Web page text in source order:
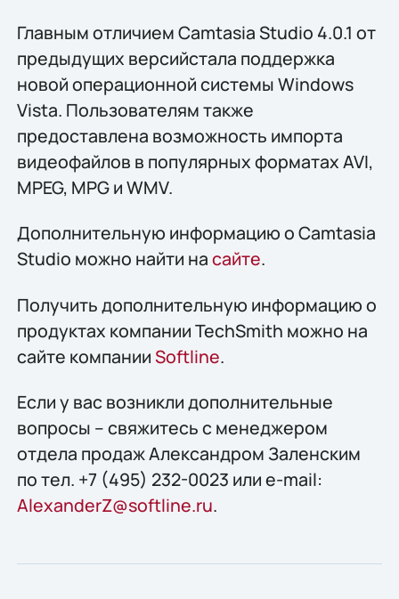
Главным отличием Camtasia Studio 4.0.1 от
предыдущих версийстала поддержка
новой операционной системы Windows
Vista. Пользователям также
предоставлена возможность импорта
видеофайлов в популярных форматах AVI,
MPEG, MPG и WMV.
Дополнительную информацию о Camtasia
Studio можно найти насайте.
Получить дополнительную информацию о
продуктах компании TechSmith можно на
сайте компанииSoftline.
Если у вас возникли дополнительные
вопросы – свяжитесь с менеджером
отдела продаж Александром Заленским
по тел. +7 (495) 232-0023 или e-mail:
AlexanderZ@softline.ru.